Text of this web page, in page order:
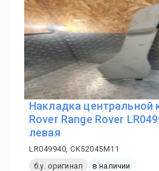
Накладка центральной
Rover Range Rover
левая
LR049940, CK52045M11
б.у. оригинал
в наличии